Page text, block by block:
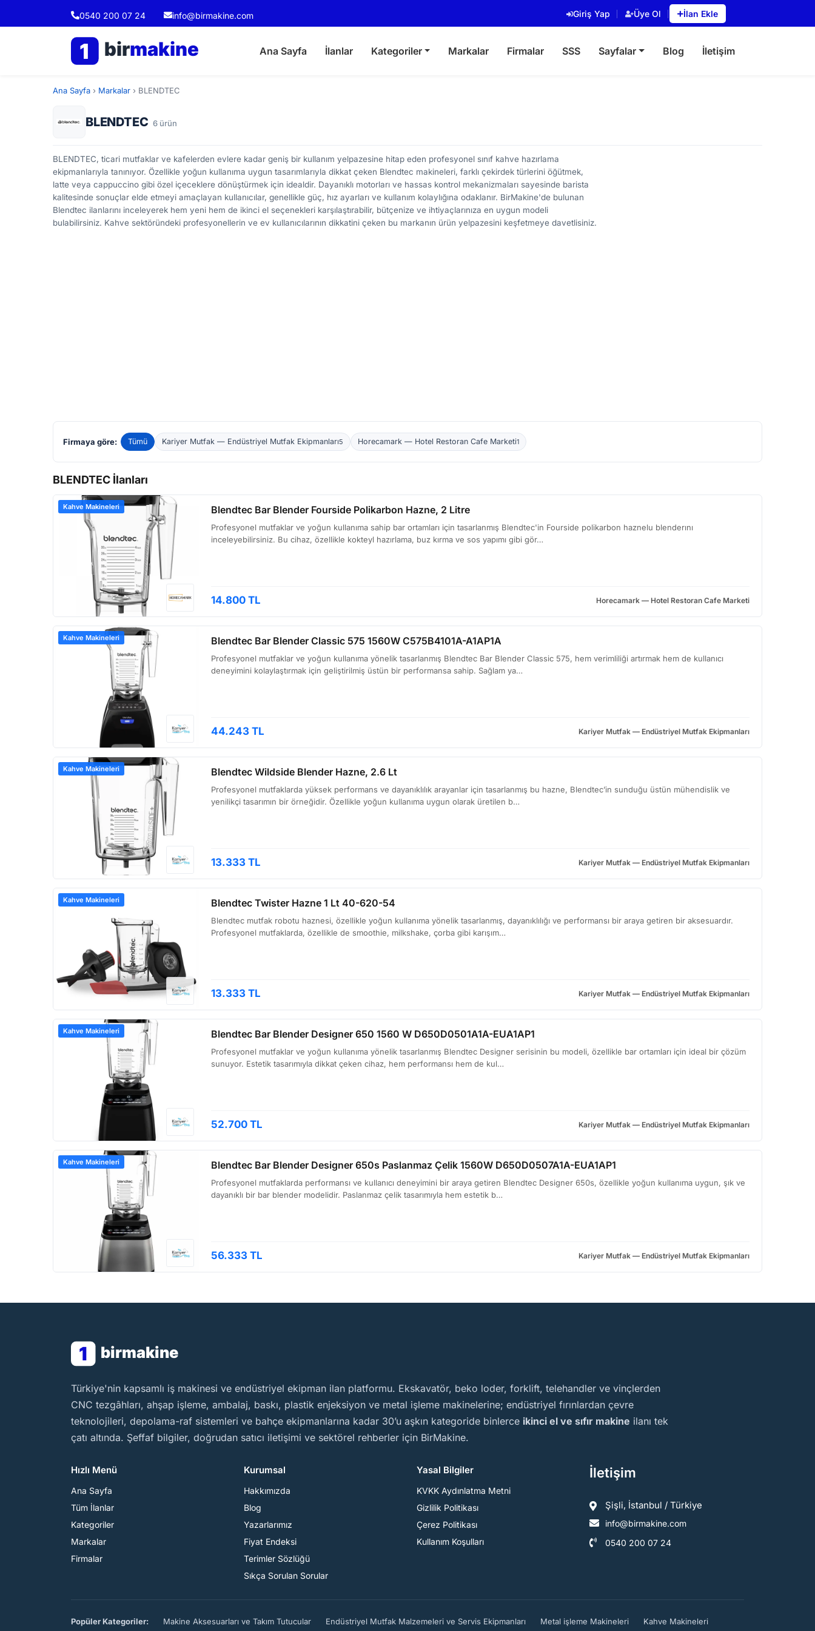
0540 200 07 24 info@birmakine.com Giriş Yap Üye Ol İlan Ekle
1 birmakine Ana Sayfa İlanlar Kategoriler Markalar Firmalar SSS Sayfalar Blog İletişim
Ana Sayfa › Markalar › BLENDTEC
BLENDTEC 6 ürün
BLENDTEC, ticari mutfaklar ve kafelerden evlere kadar geniş bir kullanım yelpazesine hitap eden profesyonel sınıf kahve hazırlama
ekipmanlarıyla tanınıyor. Özellikle yoğun kullanıma uygun tasarımlarıyla dikkat çeken Blendtec makineleri, farklı çekirdek türlerini öğütmek,
latte veya cappuccino gibi özel içeceklere dönüştürmek için idealdir. Dayanıklı motorları ve hassas kontrol mekanizmaları sayesinde barista
kalitesinde sonuçlar elde etmeyi amaçlayan kullanıcılar, genellikle güç, hız ayarları ve kullanım kolaylığına odaklanır. BirMakine'de bulunan
Blendtec ilanlarını inceleyerek hem yeni hem de ikinci el seçenekleri karşılaştırabilir, bütçenize ve ihtiyaçlarınıza en uygun modeli
bulabilirsiniz. Kahve sektöründeki profesyonellerin ve ev kullanıcılarının dikkatini çeken bu markanın ürün yelpazesini keşfetmeye davetlisiniz.
Firmaya göre: Tümü Kariyer Mutfak — Endüstriyel Mutfak Ekipmanları5 Horecamark — Hotel Restoran Cafe Marketi1
BLENDTEC İlanları
Kahve Makineleri Blendtec Bar Blender Fourside Polikarbon Hazne, 2 Litre
Profesyonel mutfaklar ve yoğun kullanıma sahip bar ortamları için tasarlanmış Blendtec'in Fourside polikarbon haznelu blenderını
inceleyebilirsiniz. Bu cihaz, özellikle kokteyl hazırlama, buz kırma ve sos yapımı gibi gör…
14.800 TL Horecamark — Hotel Restoran Cafe Marketi
Kahve Makineleri Blendtec Bar Blender Classic 575 1560W C575B4101A-A1AP1A
Profesyonel mutfaklar ve yoğun kullanıma yönelik tasarlanmış Blendtec Bar Blender Classic 575, hem verimliliği artırmak hem de kullanıcı
deneyimini kolaylaştırmak için geliştirilmiş üstün bir performansa sahip. Sağlam ya…
44.243 TL Kariyer Mutfak — Endüstriyel Mutfak Ekipmanları
Kahve Makineleri Blendtec Wildside Blender Hazne, 2.6 Lt
Profesyonel mutfaklarda yüksek performans ve dayanıklılık arayanlar için tasarlanmış bu hazne, Blendtec’in sunduğu üstün mühendislik ve
yenilikçi tasarımın bir örneğidir. Özellikle yoğun kullanıma uygun olarak üretilen b…
13.333 TL Kariyer Mutfak — Endüstriyel Mutfak Ekipmanları
Kahve Makineleri Blendtec Twister Hazne 1 Lt 40-620-54
Blendtec mutfak robotu haznesi, özellikle yoğun kullanıma yönelik tasarlanmış, dayanıklılığı ve performansı bir araya getiren bir aksesuardır.
Profesyonel mutfaklarda, özellikle de smoothie, milkshake, çorba gibi karışım…
13.333 TL Kariyer Mutfak — Endüstriyel Mutfak Ekipmanları
Kahve Makineleri Blendtec Bar Blender Designer 650 1560 W D650D0501A1A-EUA1AP1
Profesyonel mutfaklar ve yoğun kullanıma yönelik tasarlanmış Blendtec Designer serisinin bu modeli, özellikle bar ortamları için ideal bir çözüm
sunuyor. Estetik tasarımıyla dikkat çeken cihaz, hem performansı hem de kul…
52.700 TL Kariyer Mutfak — Endüstriyel Mutfak Ekipmanları
Kahve Makineleri Blendtec Bar Blender Designer 650s Paslanmaz Çelik 1560W D650D0507A1A-EUA1AP1
Profesyonel mutfaklarda performansı ve kullanıcı deneyimini bir araya getiren Blendtec Designer 650s, özellikle yoğun kullanıma uygun, şık ve
dayanıklı bir bar blender modelidir. Paslanmaz çelik tasarımıyla hem estetik b…
56.333 TL Kariyer Mutfak — Endüstriyel Mutfak Ekipmanları
1 birmakine
BirMakine
Türkiye'nin kapsamlı iş makinesi ve endüstriyel ekipman ilan platformu. Ekskavatör, beko loder, forklift, telehandler ve vinçlerden
CNC tezgâhları, ahşap işleme, ambalaj, baskı, plastik enjeksiyon ve metal işleme makinelerine; endüstriyel fırınlardan çevre
teknolojileri, depolama-raf sistemleri ve bahçe ekipmanlarına kadar 30’u aşkın kategoride binlerce ikinci el ve sıfır makine ilanı tek
çatı altında. Şeffaf bilgiler, doğrudan satıcı iletişimi ve sektörel rehberler için BirMakine.
Hızlı Menü
Ana Sayfa
Tüm İlanlar
Kategoriler
Markalar
Firmalar
Kurumsal
Hakkımızda
Blog
Yazarlarımız
Fiyat Endeksi
Terimler Sözlüğü
Sıkça Sorulan Sorular
Yasal Bilgiler
KVKK Aydınlatma Metni
Gizlilik Politikası
Çerez Politikası
Kullanım Koşulları
İletişim
Şişli, İstanbul / Türkiye
info@birmakine.com
0540 200 07 24
Popüler Kategoriler: Makine Aksesuarları ve Takım Tutucular Endüstriyel Mutfak Malzemeleri ve Servis Ekipmanları Metal işleme Makineleri Kahve Makineleri